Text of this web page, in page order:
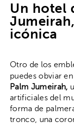
Un hotel
icónica
Otro de los
puedes obviar
Palm Jumeirah,
artificiales del
forma de
tronco, una